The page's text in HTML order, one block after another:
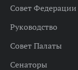
Совет Федерации
Руководство
Совет Палаты
Сенаторы